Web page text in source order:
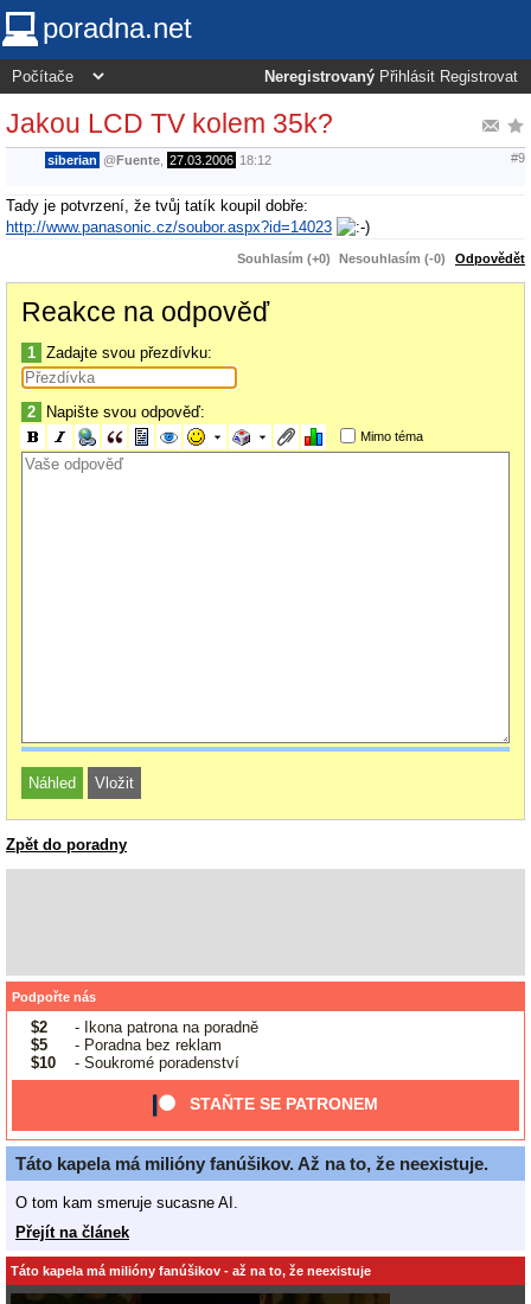
poradna.net
Neregistrovaný Přihlásit Registrovat
Jakou LCD TV kolem 35k?
siberian @Fuente 27.03.2006 18:12 #9
Tady je potvrzení, že tvůj tatík koupil dobře:
http://www.panasonic.cz/soubor.aspx?id=14023
Souhlasím (+0) Nesouhlasím (-0) Odpovědět
Reakce na odpověď
1 Zadajte svou přezdívku:
2 Napište svou odpověď:
Mimo téma
Zpět do poradny
Podpořte nás
$2
- Ikona patrona na poradně
$5
- Poradna bez reklam
$10
- Soukromé poradenství
STAŇTE SE PATRONEM
Táto kapela má milióny fanúšikov. Až na to, že neexistuje.
O tom kam smeruje sucasne AI.
Přejít na článek
Táto kapela má milióny fanúšikov - až na to, že neexistuje